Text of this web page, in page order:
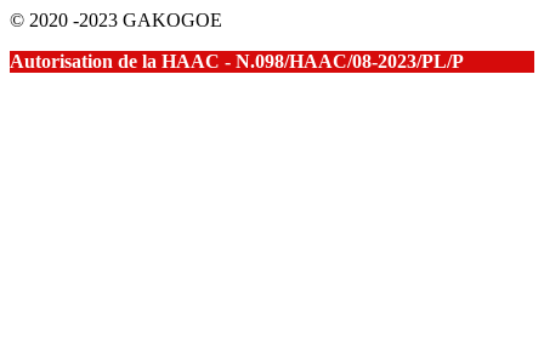
© 2020 -2023 GAKOGOE
Autorisation de la HAAC - N.098/HAAC/08-2023/PL/P